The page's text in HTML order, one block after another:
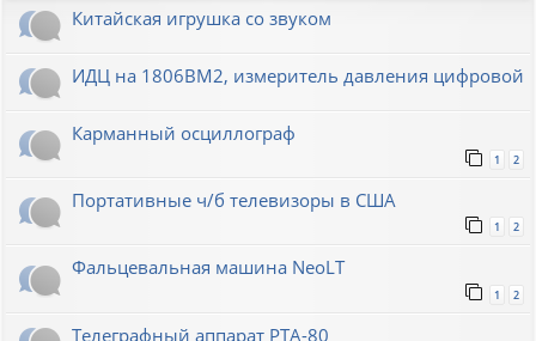
Китайская игрушка со звуком
ИДЦ на 1806ВМ2, измеритель давления цифровой
Карманный осциллограф
1 2
Портативные ч/б телевизоры в США
1 2
Фальцевальная машина NeoLT
1 2
Телеграфный аппарат РТА-80